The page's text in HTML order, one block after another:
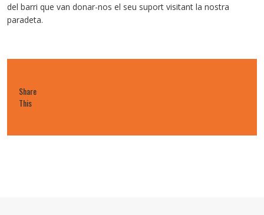
del barri que van donar-nos el seu suport visitant la nostra
paradeta.
Share
This